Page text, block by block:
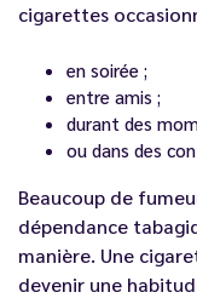
cigarettes
en soirée ;
entre amis ;
durant des
ou dans des
Beaucoup de
dépendance
manière. Une
devenir une